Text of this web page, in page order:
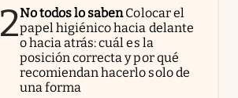
2No todos lo sabenColocar el
papel higiénico hacia delante
o hacia atrás: cuál es la
posición correcta y por qué
recomiendan hacerlo solo de
una forma